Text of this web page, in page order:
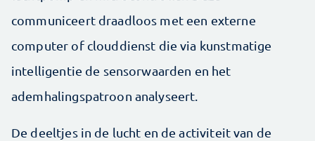
communiceert draadloos met een externe
computer of clouddienst die via kunstmatige
intelligentie de sensorwaarden en het
ademhalingspatroon analyseert.
De deeltjes in de lucht en de activiteit van de